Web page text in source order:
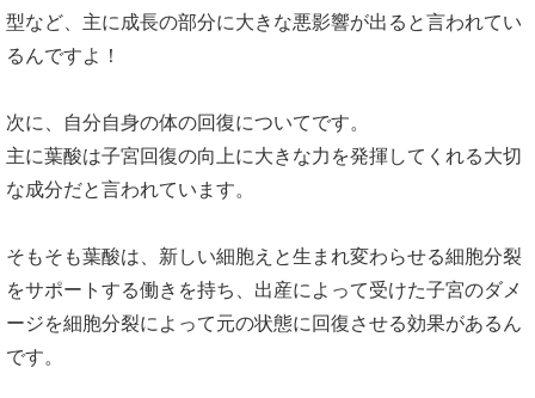
型など、主に成長の部分に大きな悪影響が出ると言われてい
るんですよ！
次に、自分自身の体の回復についてです。
主に葉酸は子宮回復の向上に大きな力を発揮してくれる大切
な成分だと言われています。
そもそも葉酸は、新しい細胞えと生まれ変わらせる細胞分裂
をサポートする働きを持ち、出産によって受けた子宮のダメ
ージを細胞分裂によって元の状態に回復させる効果があるん
です。